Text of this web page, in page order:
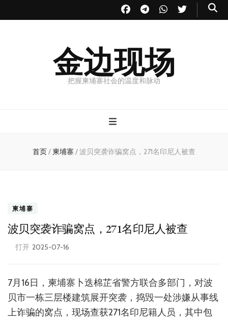
金边现场
把握柬埔寨社会的温度和脉动
首页/ 柬埔寨 /波贝突袭诈骗窝点，271名印尼人被查
柬埔寨
波贝突袭诈骗窝点，271名印尼人被查
打开 2025-07-16
7月16日，柬埔寨卜迭棉芷省警方联合多部门，对波
贝市一栋三层楼建筑展开突袭，捣毁一处涉嫌从事线
上诈骗的窝点，现场查获271名印尼籍人员，其中包